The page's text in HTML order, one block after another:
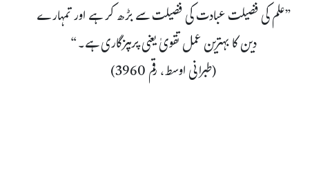
”علم کی فضیلت عبادت کی فضیلت سے بڑھ کر ہے اور تمہارے
دین کا بہترین عمل تقویٰ یعنی پرہیزگاری ہے۔“
(طبرانی اوسط، رقم 3960)